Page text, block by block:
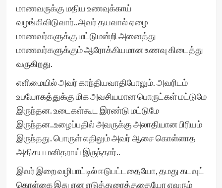
மாணவருக்கு மதிய உணவுக்காய்
வழங்கிவிடுவார்..அவர் தயவால் ஏழை
மாணவர்களுக்கு மட்டுமன்றி அனைத்து
மாணவர்களுக்கும் ஆரோக்கியமான உணவு கிடைத்து
வருகிறது.
எளிமையில் அவர் காந்தியவாதிபோலும். அவரிடம்
உபயோகத்துக்கு மிக அவசியமான பொருட்கள் மட்டுமே
இருந்தன. உடைகள்கூட இரண்டு மட்டுமே
இருந்தன..உழைப்பதில் அவருக்கு அலாதியான பிரியம்
இருந்தது. பொருள் எதிலும் அவர் ஆசை கொள்ளாத
அதிசய மனிதராய் இருந்தார்..
இவர் இறை வழிபாட்டில் ஈடுபட்டதையோ, தமது கடவுட்
கொள்கை இது என எடுத்துரைத்ததையோ எவரும்